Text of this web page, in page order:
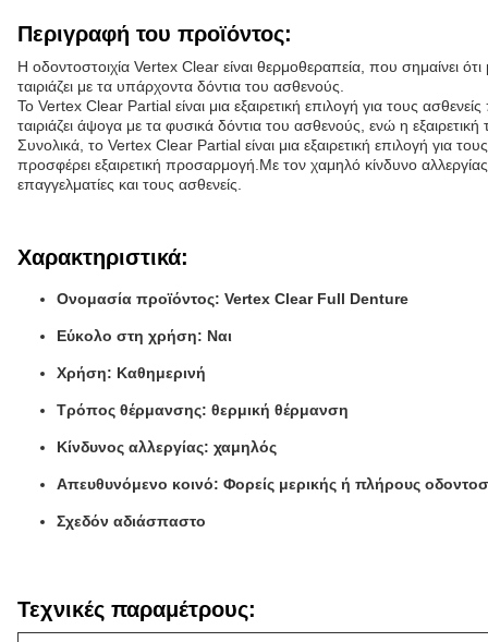
Περιγραφή του προϊόντος:
Η οδοντοστοιχία Vertex Clear είναι θερμοθεραπεία, που σημαίνει
ταιριάζει με τα υπάρχοντα δόντια του ασθενούς.
Το Vertex Clear Partial είναι μια εξαιρετική επιλογή για τους
ταιριάζει άψογα με τα φυσικά δόντια του ασθενούς, ενώ η
Συνολικά, το Vertex Clear Partial είναι μια εξαιρετική επιλογή για
προσφέρει εξαιρετική προσαρμογή.Με τον χαμηλό κίνδυνο
επαγγελματίες και τους ασθενείς.
Χαρακτηριστικά:
Ονομασία προϊόντος: Vertex Clear Full Denture
Εύκολο στη χρήση: Ναι
Χρήση: Καθημερινή
Τρόπος θέρμανσης: θερμική θέρμανση
Κίνδυνος αλλεργίας: χαμηλός
Απευθυνόμενο κοινό: Φορείς μερικής ή πλήρους
Σχεδόν αδιάσπαστο
Τεχνικές παραμέτρους: